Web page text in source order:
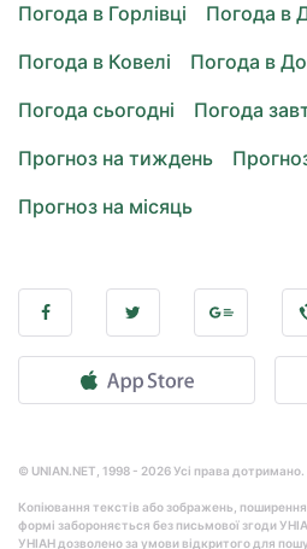
Погода в Горлівці
Погода в
Погода в Ковелі
Погода в
Погода сьогодні
Погода
Прогноз на тиждень
Прогноз на місяць
© UNIAN.NET, 1998 - 2026 Усі права дотримано.
Копіювання текстів або зображень,
формі забороняється без письмової згоди
УНІАН дозволено за умови відкритого для